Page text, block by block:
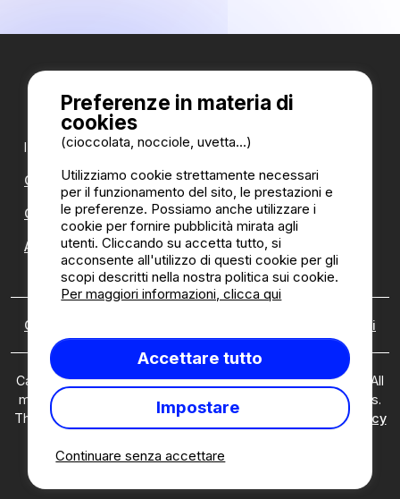
I nostri partner:
CampingDirect
CampingStreetView
ANNUARIO DEI CAMPEGGI
Chi siamo Politica di recensioni
Camping2Be.com ©2026 Camping2Be, all rights reserved. All
media and pictures are property of their respective owners.
This site is protected by reCAPTCHA and the Google
Privacy
Continuare senza accettare
Preferenze in materia di
cookies
(cioccolata, nocciole, uvetta...)
Utilizziamo cookie strettamente necessari
per il funzionamento del sito, le prestazioni e
le preferenze. Possiamo anche utilizzare i
cookie per fornire pubblicità mirata agli
utenti. Cliccando su accetta tutto, si
acconsente all'utilizzo di questi cookie per gli
scopi descritti nella nostra politica sui cookie.
Per maggiori informazioni, clicca qui
Accettare tutto
Impostare